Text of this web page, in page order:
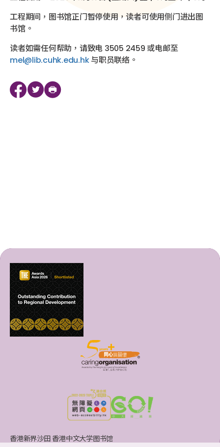
工程期间，图书馆正门暂停使用，读者可使用侧门进出图
书馆。
读者如需任何帮助，请致电 3505 2459 或电邮至
mel@lib.cuhk.edu.hk与职员联络。
香港新界沙田 香港中文大学图书馆